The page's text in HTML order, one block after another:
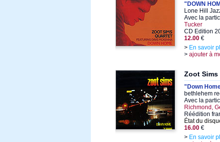
"DOWN
Lone Hill
Avec la
Tucker
CD Edition
12.00 €
> En savoir
> ajouter à
Zoot Sims
"Down
bethlehem
Avec la
Richmond,
Réédition
État du
16.00 €
> En savoir